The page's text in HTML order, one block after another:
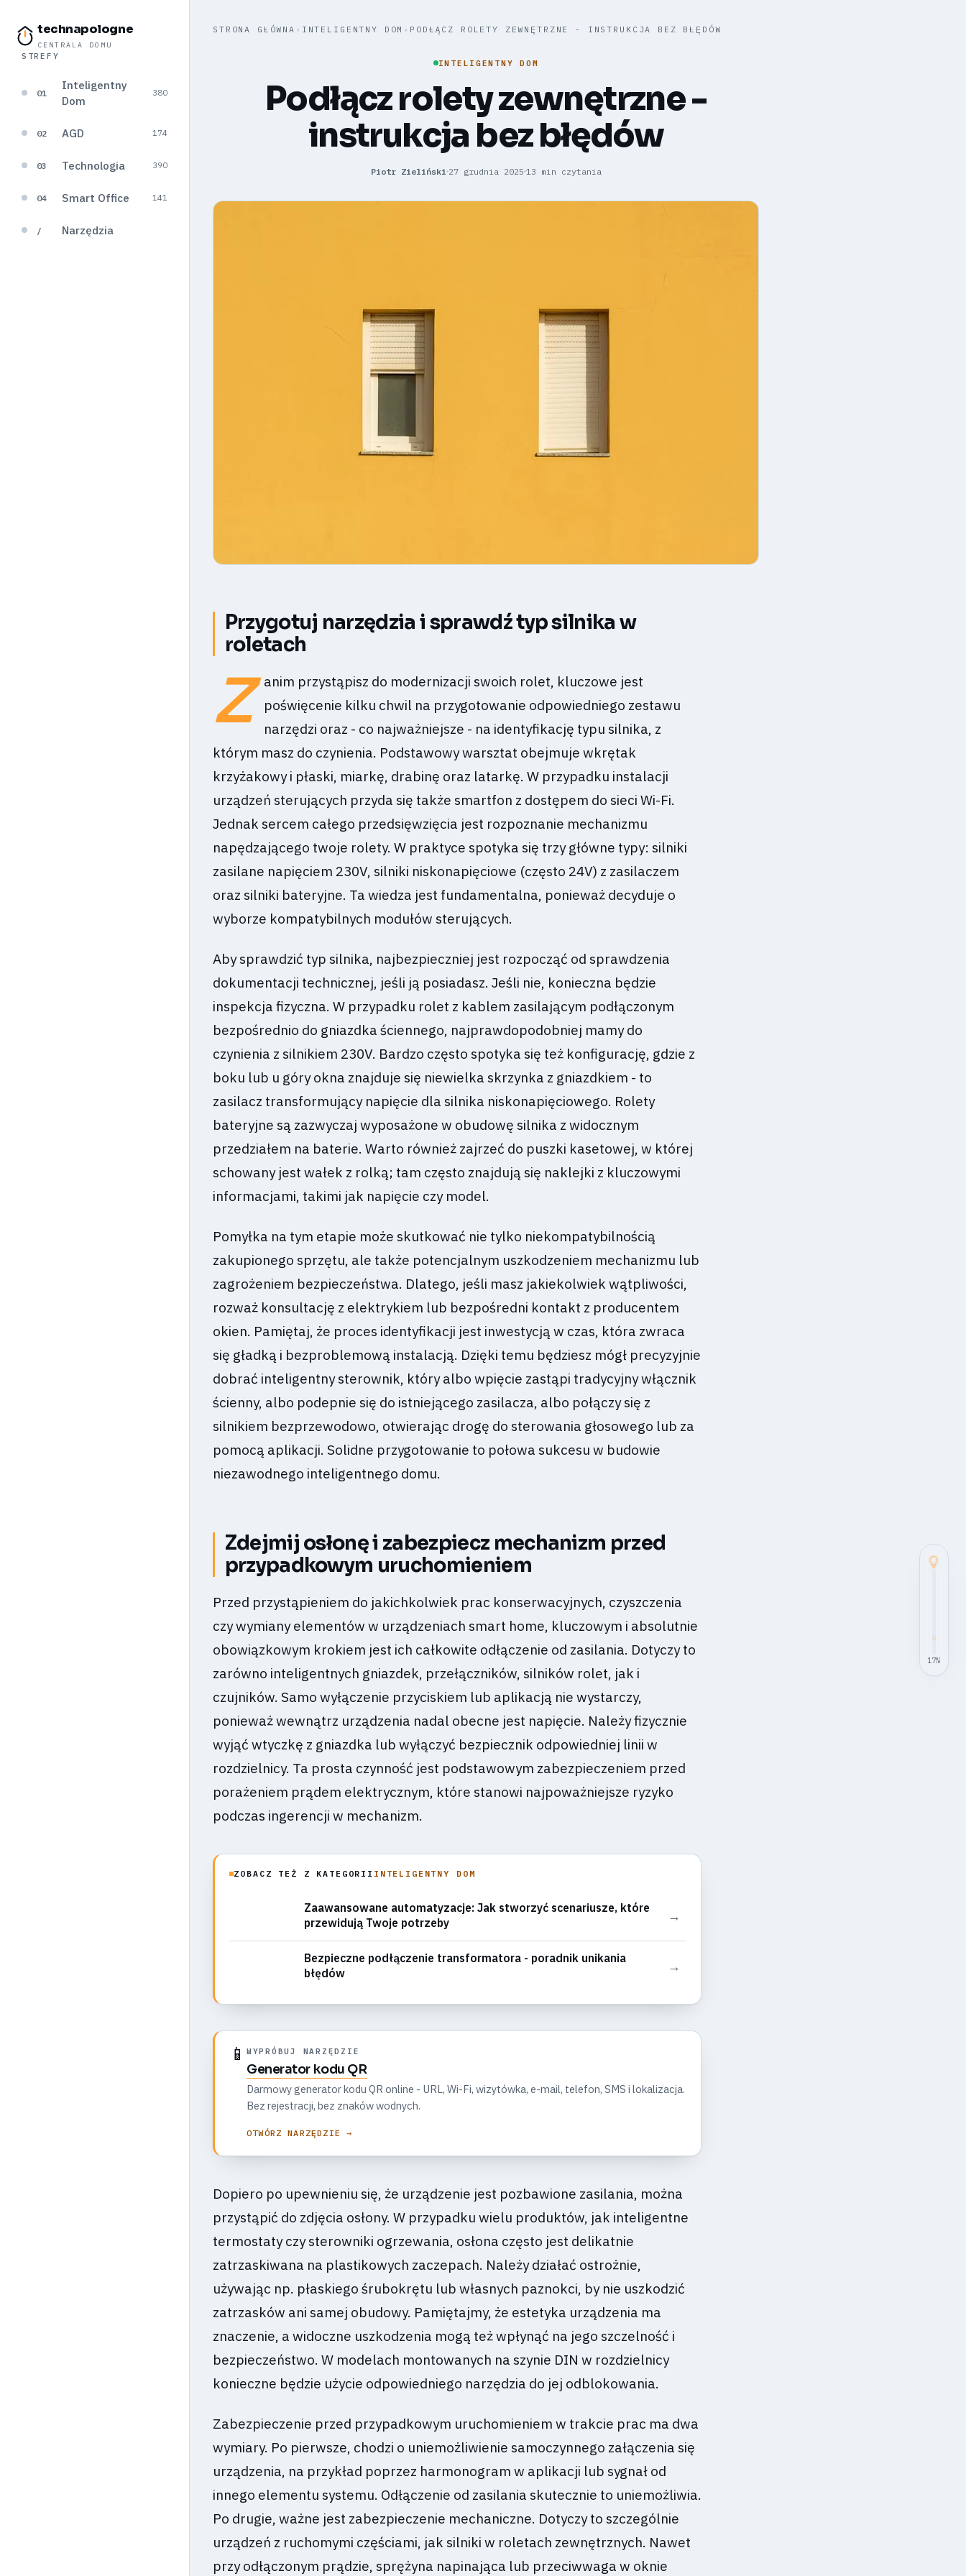
technapologne
CENTRALA DOMU
STREFY
01
Inteligentny
Dom
380
02 AGD 174
03 Technologia 390
04 Smart Office 141
/ Narzędzia
17%
STRONA GŁÓWNA › INTELIGENTNY DOM › PODŁĄCZ ROLETY ZEWNĘTRZNE - INSTRUKCJA BEZ BŁĘDÓW
INTELIGENTNY DOM
Podłącz rolety zewnętrzne -
instrukcja bez błędów
Piotr Zieliński 27 grudnia 2025 13 min czytania
Przygotuj narzędzia i sprawdź typ silnika w
roletach
Z
anim przystąpisz do modernizacji swoich rolet, kluczowe jest
poświęcenie kilku chwil na przygotowanie odpowiedniego zestawu
narzędzi oraz - co najważniejsze - na identyfikację typu silnika, z
którym masz do czynienia. Podstawowy warsztat obejmuje wkrętak
krzyżakowy i płaski, miarkę, drabinę oraz latarkę. W przypadku instalacji
urządzeń sterujących przyda się także smartfon z dostępem do sieci Wi-Fi.
Jednak sercem całego przedsięwzięcia jest rozpoznanie mechanizmu
napędzającego twoje rolety. W praktyce spotyka się trzy główne typy: silniki
zasilane napięciem 230V, silniki niskonapięciowe (często 24V) z zasilaczem
oraz silniki bateryjne. Ta wiedza jest fundamentalna, ponieważ decyduje o
wyborze kompatybilnych modułów sterujących.
Aby sprawdzić typ silnika, najbezpieczniej jest rozpocząć od sprawdzenia
dokumentacji technicznej, jeśli ją posiadasz. Jeśli nie, konieczna będzie
inspekcja fizyczna. W przypadku rolet z kablem zasilającym podłączonym
bezpośrednio do gniazdka ściennego, najprawdopodobniej mamy do
czynienia z silnikiem 230V. Bardzo często spotyka się też konfigurację, gdzie z
boku lub u góry okna znajduje się niewielka skrzynka z gniazdkiem - to
zasilacz transformujący napięcie dla silnika niskonapięciowego. Rolety
bateryjne są zazwyczaj wyposażone w obudowę silnika z widocznym
przedziałem na baterie. Warto również zajrzeć do puszki kasetowej, w której
schowany jest wałek z rolką; tam często znajdują się naklejki z kluczowymi
informacjami, takimi jak napięcie czy model.
Pomyłka na tym etapie może skutkować nie tylko niekompatybilnością
zakupionego sprzętu, ale także potencjalnym uszkodzeniem mechanizmu lub
zagrożeniem bezpieczeństwa. Dlatego, jeśli masz jakiekolwiek wątpliwości,
rozważ konsultację z elektrykiem lub bezpośredni kontakt z producentem
okien. Pamiętaj, że proces identyfikacji jest inwestycją w czas, która zwraca
się gładką i bezproblemową instalacją. Dzięki temu będziesz mógł precyzyjnie
dobrać inteligentny sterownik, który albo wpięcie zastąpi tradycyjny włącznik
ścienny, albo podepnie się do istniejącego zasilacza, albo połączy się z
silnikiem bezprzewodowo, otwierając drogę do sterowania głosowego lub za
pomocą aplikacji. Solidne przygotowanie to połowa sukcesu w budowie
niezawodnego inteligentnego domu.
Zdejmij osłonę i zabezpiecz mechanizm przed
przypadkowym uruchomieniem
Przed przystąpieniem do jakichkolwiek prac konserwacyjnych, czyszczenia
czy wymiany elementów w urządzeniach smart home, kluczowym i absolutnie
obowiązkowym krokiem jest ich całkowite odłączenie od zasilania. Dotyczy to
zarówno inteligentnych gniazdek, przełączników, silników rolet, jak i
czujników. Samo wyłączenie przyciskiem lub aplikacją nie wystarczy,
ponieważ wewnątrz urządzenia nadal obecne jest napięcie. Należy fizycznie
wyjąć wtyczkę z gniazdka lub wyłączyć bezpiecznik odpowiedniej linii w
rozdzielnicy. Ta prosta czynność jest podstawowym zabezpieczeniem przed
porażeniem prądem elektrycznym, które stanowi najpoważniejsze ryzyko
podczas ingerencji w mechanizm.
ZOBACZ TEŻ Z KATEGORII INTELIGENTNY DOM
Zaawansowane automatyzacje: Jak stworzyć scenariusze, które
przewidują Twoje potrzeby
→
Bezpieczne podłączenie transformatora - poradnik unikania
błędów
→
📱 WYPRÓBUJ NARZĘDZIE
Generator kodu QR
Darmowy generator kodu QR online - URL, Wi-Fi, wizytówka, e-mail, telefon, SMS i lokalizacja.
Bez rejestracji, bez znaków wodnych.
OTWÓRZ NARZĘDZIE →
Dopiero po upewnieniu się, że urządzenie jest pozbawione zasilania, można
przystąpić do zdjęcia osłony. W przypadku wielu produktów, jak inteligentne
termostaty czy sterowniki ogrzewania, osłona często jest delikatnie
zatrzaskiwana na plastikowych zaczepach. Należy działać ostrożnie,
używając np. płaskiego śrubokrętu lub własnych paznokci, by nie uszkodzić
zatrzasków ani samej obudowy. Pamiętajmy, że estetyka urządzenia ma
znaczenie, a widoczne uszkodzenia mogą też wpłynąć na jego szczelność i
bezpieczeństwo. W modelach montowanych na szynie DIN w rozdzielnicy
konieczne będzie użycie odpowiedniego narzędzia do jej odblokowania.
Zabezpieczenie przed przypadkowym uruchomieniem w trakcie prac ma dwa
wymiary. Po pierwsze, chodzi o uniemożliwienie samoczynnego załączenia się
urządzenia, na przykład poprzez harmonogram w aplikacji lub sygnał od
innego elementu systemu. Odłączenie od zasilania skutecznie to uniemożliwia.
Po drugie, ważne jest zabezpieczenie mechaniczne. Dotyczy to szczególnie
urządzeń z ruchomymi częściami, jak silniki w roletach zewnętrznych. Nawet
przy odłączonym prądzie, sprężyna napinająca lub przeciwwaga w oknie